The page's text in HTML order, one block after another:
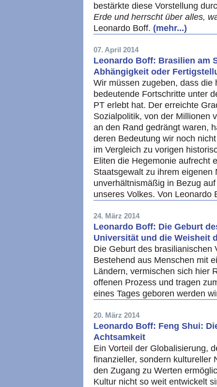
bestärkte diese Vorstellung
Erde und herrscht über alles,
Leonardo Boff. (mehr...)
07. April 2014
Leonardo Boff: Brasilien am
Abhängigkeit oder
Wir müssen zugeben, dass
bedeutende Fortschritte unter
PT erlebt hat. Der erreichte
Sozialpolitik, von der Millionen
an den Rand gedrängt waren,
deren Bedeutung wir noch
im Vergleich zu vorigen
Eliten die Hegemonie aufrecht
Staatsgewalt zu ihrem
unverhältnismäßig in Bezug
unseres Volkes. Von Leonardo
24. März 2014
Leonardo Boff: Die Geburt
Universität und die Weisheit
Die Geburt des brasilianischen
Bestehend aus Menschen mit
Ländern, vermischen sich hier
offenen Prozess und tragen
eines Tages geboren werden
20. März 2014
Leonardo Boff: Feng Shui:
Achtsamkeit
Ein Vorteil der Globalisierung,
finanzieller, sondern kultureller
den Zugang zu Werten
Kultur nicht so weit entwickelt